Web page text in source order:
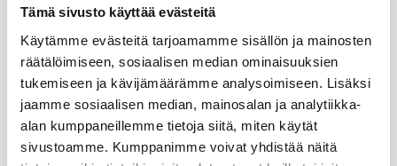
Tämä sivusto käyttää evästeitä
Käytämme evästeitä tarjoamamme sisällön ja mainosten
räätälöimiseen, sosiaalisen median ominaisuuksien
tukemiseen ja kävijämäärämme analysoimiseen. Lisäksi
jaamme sosiaalisen median, mainosalan ja analytiikka-
alan kumppaneillemme tietoja siitä, miten käytät
sivustoamme. Kumppanimme voivat yhdistää näitä
Kotiliesi Karjaa
Kotipuutarha Karjaa
Kotivinkki Bromarv
Kulttuurivihkot Karjaa